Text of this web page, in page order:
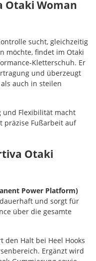
Otaki Woman
sucht, gleichzeitig
möchte, findet im Otaki
Kletterschuh. Er
und überzeugt
auch in steilen
und Flexibilität macht
präzise Fußarbeit auf
Otaki
Power Platform)
und sorgt für
über die gesamte
den Halt bei Heel Hooks
Ergänzt wird